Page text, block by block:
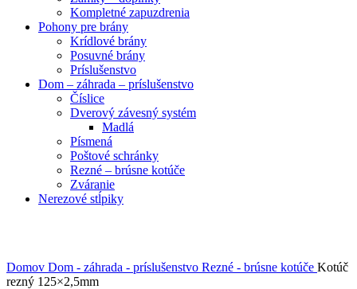
Kompletné zapuzdrenia
Pohony pre brány
Krídlové brány
Posuvné brány
Príslušenstvo
Dom – záhrada – príslušenstvo
Číslice
Dverový závesný systém
Madlá
Písmená
Poštové schránky
Rezné – brúsne kotúče
Zváranie
Nerezové stĺpiky
Domov Dom - záhrada - príslušenstvo Rezné - brúsne kotúče Kotúč
rezný 125×2,5mm